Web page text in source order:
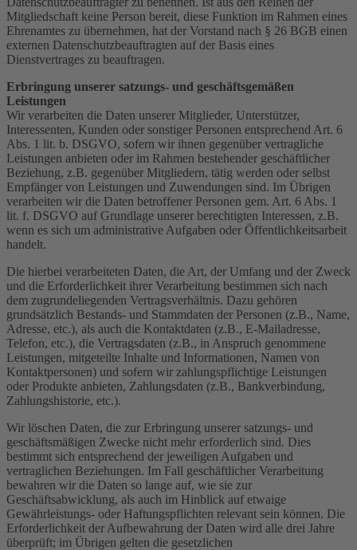
Mitgliedschaft keine Person bereit, diese Funktion im Rahmen eines
Ehrenamtes zu übernehmen, hat der Vorstand nach § 26 BGB einen
externen Datenschutzbeauftragten auf der Basis eines
Dienstvertrages zu beauftragen.
Erbringung unserer satzungs- und geschäftsgemäßen
Leistungen
Wir verarbeiten die Daten unserer Mitglieder, Unterstützer,
Interessenten, Kunden oder sonstiger Personen entsprechend Art. 6
Abs. 1 lit. b. DSGVO, sofern wir ihnen gegenüber vertragliche
Leistungen anbieten oder im Rahmen bestehender geschäftlicher
Beziehung, z.B. gegenüber Mitgliedern, tätig werden oder selbst
Empfänger von Leistungen und Zuwendungen sind. Im Übrigen
verarbeiten wir die Daten betroffener Personen gem. Art. 6 Abs. 1
lit. f. DSGVO auf Grundlage unserer berechtigten Interessen, z.B.
wenn es sich um administrative Aufgaben oder Öffentlichkeitsarbeit
handelt.
Die hierbei verarbeiteten Daten, die Art, der Umfang und der Zweck
und die Erforderlichkeit ihrer Verarbeitung bestimmen sich nach
dem zugrundeliegenden Vertragsverhältnis. Dazu gehören
grundsätzlich Bestands- und Stammdaten der Personen (z.B., Name,
Adresse, etc.), als auch die Kontaktdaten (z.B., E-Mailadresse,
Telefon, etc.), die Vertragsdaten (z.B., in Anspruch genommene
Leistungen, mitgeteilte Inhalte und Informationen, Namen von
Kontaktpersonen) und sofern wir zahlungspflichtige Leistungen
oder Produkte anbieten, Zahlungsdaten (z.B., Bankverbindung,
Zahlungshistorie, etc.).
Wir löschen Daten, die zur Erbringung unserer satzungs- und
geschäftsmäßigen Zwecke nicht mehr erforderlich sind. Dies
bestimmt sich entsprechend der jeweiligen Aufgaben und
vertraglichen Beziehungen. Im Fall geschäftlicher Verarbeitung
bewahren wir die Daten so lange auf, wie sie zur
Geschäftsabwicklung, als auch im Hinblick auf etwaige
Gewährleistungs- oder Haftungspflichten relevant sein können. Die
Erforderlichkeit der Aufbewahrung der Daten wird alle drei Jahre
überprüft; im Übrigen gelten die gesetzlichen